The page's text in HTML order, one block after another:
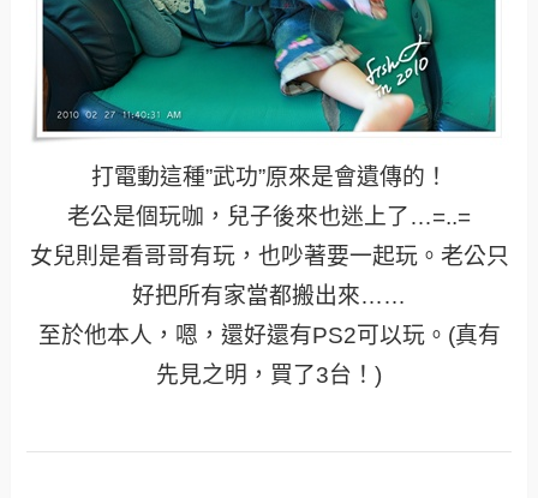
打電動這種”武功”原來是會遺傳的！
老公是個玩咖，兒子後來也迷上了…=..=
女兒則是看哥哥有玩，也吵著要一起玩。老公只
好把所有家當都搬出來……
至於他本人，嗯，還好還有PS2可以玩。(真有
先見之明，買了3台！)